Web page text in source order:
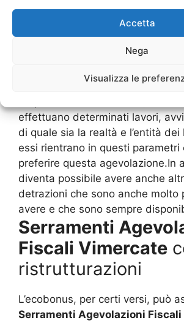
Accetta
Nega
Visualizza le
quegli immobili che nel prossimo
andranno a consumare molto
inquinare di meno.Ovviamente,
Agevolazioni Fiscali Vimercate
quello che sicuramente è
abbiamo detto occorre che ci
effettuano determinati lavori,
di quale sia la realtà e l’entità dei
essi rientrano in questi parametri
preferire questa agevolazione.In
diventa possibile avere anche
detrazioni che sono anche molto
avere e che sono sempre
Serramenti
Fiscali Vimercate
ristrutturazioni
L’ecobonus, per certi versi, può
Serramenti Agevolazioni